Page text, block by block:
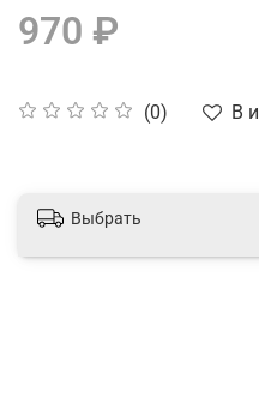
(0) В
970 ₽
Выбрать